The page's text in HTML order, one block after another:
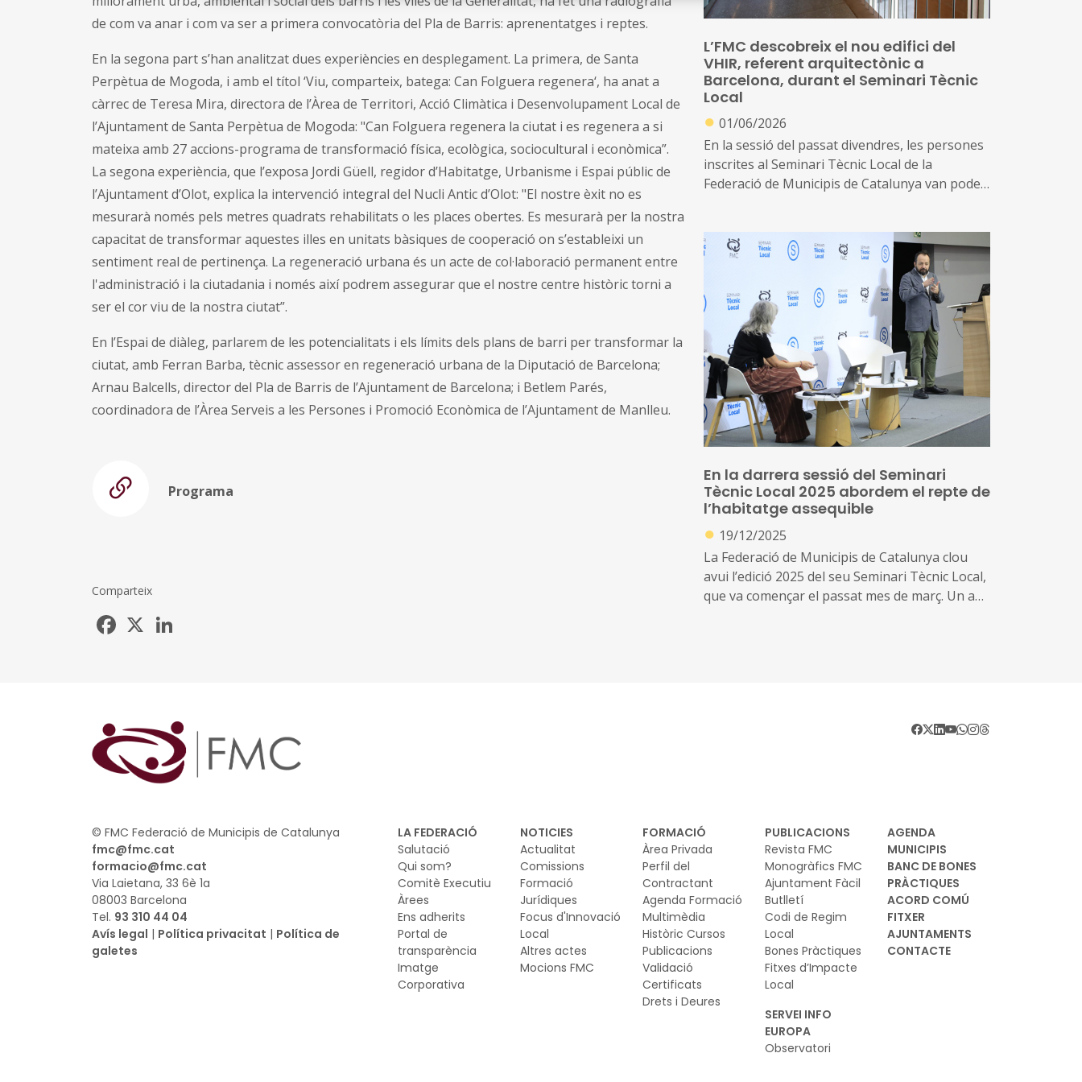
de com va anar i com va ser a primera convocatòria del Pla de Barris: aprenentatges i reptes.
En la segona part s’han analitzat dues experiències en desplegament. La primera, de Santa
Perpètua de Mogoda, i amb el títol ‘Viu, comparteix, batega: Can Folguera regenera‘, ha anat a
càrrec de Teresa Mira, directora de l’Àrea de Territori, Acció Climàtica i Desenvolupament Local de
l’Ajuntament de Santa Perpètua de Mogoda: "Can Folguera regenera la ciutat i es regenera a si
mateixa amb 27 accions-programa de transformació física, ecològica, sociocultural i econòmica”.
La segona experiència, que l’exposa Jordi Güell, regidor d’Habitatge, Urbanisme i Espai públic de
l’Ajuntament d’Olot, explica la intervenció integral del Nucli Antic d’Olot: "El nostre èxit no es
mesurarà només pels metres quadrats rehabilitats o les places obertes. Es mesurarà per la nostra
capacitat de transformar aquestes illes en unitats bàsiques de cooperació on s’estableixi un
sentiment real de pertinença. La regeneració urbana és un acte de col·laboració permanent entre
l'administració i la ciutadania i només així podrem assegurar que el nostre centre històric torni a
ser el cor viu de la nostra ciutat”.
En l’Espai de diàleg, parlarem de les potencialitats i els límits dels plans de barri per transformar la
ciutat, amb Ferran Barba, tècnic assessor en regeneració urbana de la Diputació de Barcelona;
Arnau Balcells, director del Pla de Barris de l’Ajuntament de Barcelona; i Betlem Parés,
coordinadora de l’Àrea Serveis a les Persones i Promoció Econòmica de l’Ajuntament de Manlleu.
Programa
Comparteix
Facebook
L’FMC descobreix el nou edifici del
VHIR, referent arquitectònic a
Barcelona, durant el Seminari Tècnic
Local
● 01/06/2026
En la sessió del passat divendres, les persones
inscrites al Seminari Tècnic Local de la
Federació de Municipis de Catalunya van poder
referència arquitectònica a Barcelona, amb
identitat pròpia i representativa dels valors de
A més, també van poder conèixer els
esdeveniments previstos a Barcelona, com a
Capital Mundial de l’Arquitectura, que també
acollirà enguany el Congrés Mundial de la Unió
internacional d’Arquitectes, i de quina manera
es procura tenir cura d’un patrimoni
arquitectònic de fa segles
En la darrera sessió del Seminari
Tècnic Local 2025 abordem el repte de
l’habitatge assequible
● 19/12/2025
La Federació de Municipis de Catalunya clou
avui l’edició 2025 del seu Seminari Tècnic Local,
que va començar el passat mes de març. Un any
reciclar-lo per adaptar-lo a les noves
circumstàncies i al mateix temps atacar la
gentrificació d’alguns centres urbans
LA FEDERACIÓ
Salutació
Qui som?
Comitè Executiu
Àrees
Ens adherits
Portal de
transparència
Imatge
Corporativa
NOTICIES
Actualitat
Comissions
Formació
Jurídiques
Focus d'Innovació
Local
Altres actes
Mocions FMC
FORMACIÓ
Àrea Privada
Perfil del
Contractant
Agenda Formació
Multimèdia
Històric Cursos
Publicacions
Validació
Certificats
Drets i Deures
PUBLICACIONS
Revista FMC
Monogràfics FMC
Ajuntament Fàcil
Butlletí
Codi de Regim
Local
Bones Pràctiques
Fitxes d’Impacte
Local
SERVEI INFO
EUROPA
Observatori
AGENDA
MUNICIPIS
BANC DE BONES
PRÀCTIQUES
ACORD COMÚ
FITXER
AJUNTAMENTS
CONTACTE
© FMC Federació de Municipis de Catalunya
fmc@fmc.cat
formacio@fmc.cat
Via Laietana, 33 6è 1a
08003 Barcelona
Tel. 93 310 44 04
Avís legal | Política privacitat | Política de
galetes